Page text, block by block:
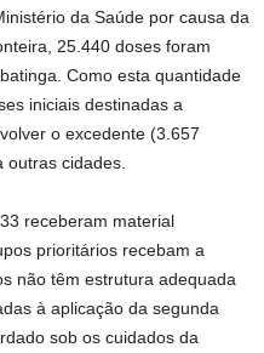
da Saúde por causa da
25.440 doses foram
Como esta quantidade
iniciais destinadas a
o excedente (3.657
cidades.
receberam material
prioritários recebam a
não têm estrutura adequada
à aplicação da segunda
sob os cuidados da